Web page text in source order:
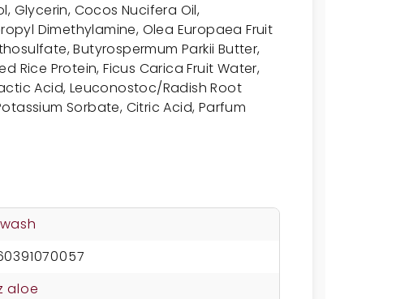
Glycerin, Cocos Nucifera Oil,
Dimethylamine, Olea Europaea Fruit
Butyrospermum Parkii Butter,
Rice Protein, Ficus Carica Fruit Water,
Acid, Leuconostoc/Radish Root
Sorbate, Citric Acid, Parfum
aloe